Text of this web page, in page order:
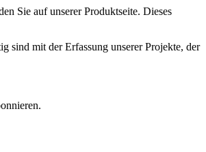
Sie auf unserer Produktseite. Dieses
sind mit der Erfassung unserer Projekte, der